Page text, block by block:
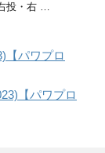
投・右 …
【パワプロ
【パワプロ